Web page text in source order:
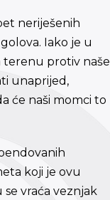
neriješenih
Iako je u
terenu protiv naše
unaprijed,
će naši momci to
koji je ovu
vraća veznjak